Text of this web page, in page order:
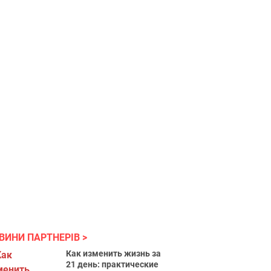
ПАРТНЕРІВ
Как изменить жизнь за
21 день: практические